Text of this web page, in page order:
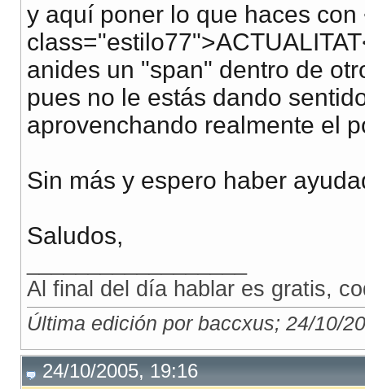
y aquí poner lo que haces con
anides un "span" dentro de
pues no le estás dando
aprovenchando realmente el
Sin más y espero haber
Saludos,
Al final del día hablar es gratis,
Última edición por baccxus; 24/10/
24/10/2005, 19:16